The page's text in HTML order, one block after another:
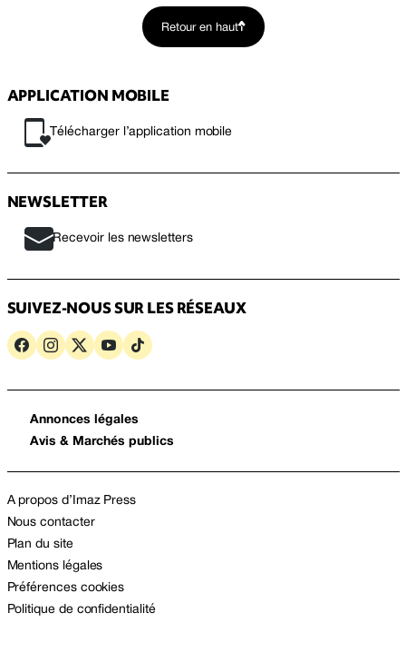
Retour en haut
APPLICATION MOBILE
Télécharger l’application mobile
NEWSLETTER
Recevoir les newsletters
SUIVEZ-NOUS SUR LES RÉSEAUX
Annonces légales
Avis & Marchés publics
A propos d’Imaz Press
Nous contacter
Plan du site
Mentions légales
Préférences cookies
Politique de confidentialité